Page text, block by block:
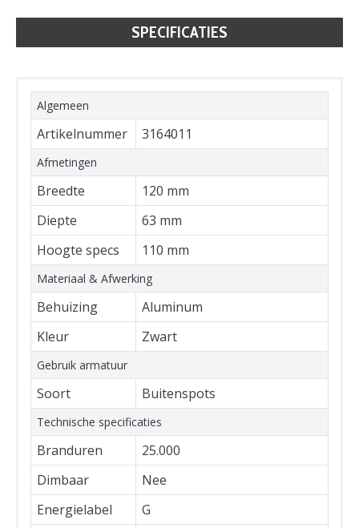
SPECIFICATIES
Algemeen
Artikelnummer 3164011
Afmetingen
Breedte
120 mm
Diepte
63 mm
Hoogte specs
110 mm
Materiaal & Afwerking
Behuizing
Aluminum
Kleur
Zwart
Gebruik armatuur
Soort Buitenspots
Technische specificaties
Branduren
25.000
Dimbaar
Nee
Energielabel
G